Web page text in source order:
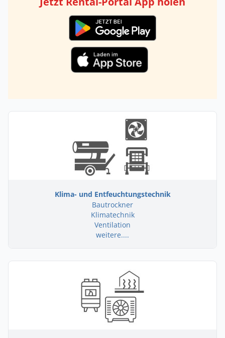
Klima- und Entfeuchtungstechnik
Bautrockner
Klimatechnik
Ventilation
weitere....